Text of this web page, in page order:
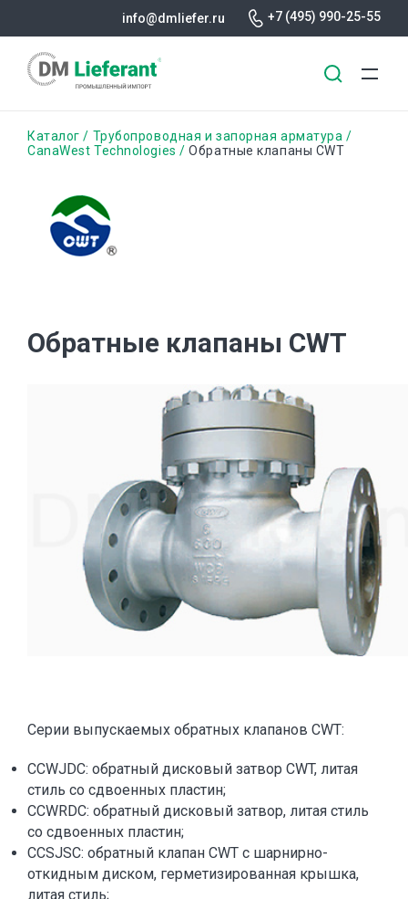
содержанию
info@dmliefer.ru +7 (495) 990-25-55
Строка
Каталог
Трубопроводная и запорная арматура
CanaWest Technologies
Обратные клапаны CWT
Обратные клапаны CWT
Серии выпускаемых обратных клапанов CWT:
CCWJDC: обратный дисковый затвор CWT, литая
стиль со сдвоенных пластин;
CCWRDC: обратный дисковый затвор, литая стиль
со сдвоенных пластин;
CCSJSC: обратный клапан CWT с шарнирно-
откидным диском, герметизированная крышка,
литая стиль;